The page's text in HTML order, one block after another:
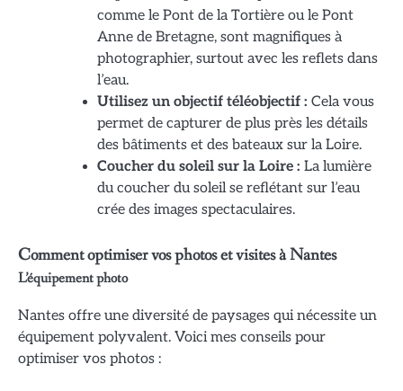
comme le Pont de la Tortière ou le Pont
Anne de Bretagne, sont magnifiques à
photographier, surtout avec les reflets dans
l’eau.
Utilisez un objectif téléobjectif : Cela vous
permet de capturer de plus près les détails
des bâtiments et des bateaux sur la Loire.
Coucher du soleil sur la Loire : La lumière
du coucher du soleil se reflétant sur l’eau
crée des images spectaculaires.
Comment optimiser vos photos et visites à Nantes
L’équipement photo
Nantes offre une diversité de paysages qui nécessite un
équipement polyvalent. Voici mes conseils pour
optimiser vos photos :